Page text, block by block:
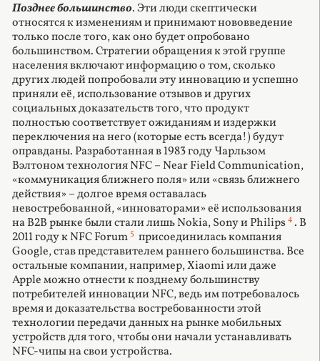
Позднее большинство. Эти люди скептически
относятся к изменениям и принимают нововведение
только после того, как оно будет опробовано
большинством. Стратегии обращения к этой группе
населения включают информацию о том, сколько
других людей попробовали эту инновацию и успешно
приняли её, использование отзывов и других
социальных доказательств того, что продукт
полностью соответствует ожиданиям и издержки
переключения на него (которые есть всегда!) будут
оправданы. Разработанная в 1983 году Чарльзом
Вэлтоном технология NFC – Near Field Communication,
«коммуникация ближнего поля» или «связь ближнего
действия» – долгое время оставалась
невостребованной, «инноваторами» её использования
на B2B рынке были стали лишь Nokia, Sony и Philips4 . В
2011 году к NFC Forum5 присоединилась компания
Google, став представителем раннего большинства. Все
остальные компании, например, Xiaomi или даже
Apple можно отнести к позднему большинству
потребителей инновации NFC, ведь им потребовалось
время и доказательства востребованности этой
технологии передачи данных на рынке мобильных
устройств для того, чтобы они начали устанавливать
NFC-чипы на свои устройства.